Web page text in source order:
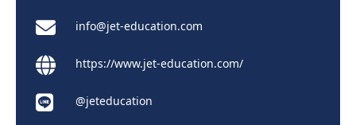
info@jet-education.com
https://www.jet-education.com/
@jeteducation